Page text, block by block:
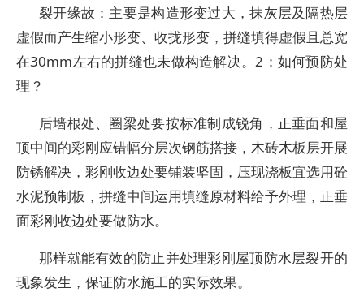
裂开缘故：主要是构造形变过大，抹灰层及隔热层
虚假而产生缩小形变、收拢形变，拼缝填得虚假且总宽
在30mm左右的拼缝也未做构造解决。2：如何预防处
理？
后墙根处、圈梁处要按标准制成锐角，正垂面和屋
顶中间的彩刚应错幅分层次钢筋搭接，木砖木板层开展
防锈解决，彩刚收边处要铺装坚固，压现浇板宜选用砼
水泥预制板，拼缝中间运用填缝原材料给予外理，正垂
面彩刚收边处要做防水。
那样就能有效的防止并处理彩刚屋顶防水层裂开的
现象发生，保证防水施工的实际效果。